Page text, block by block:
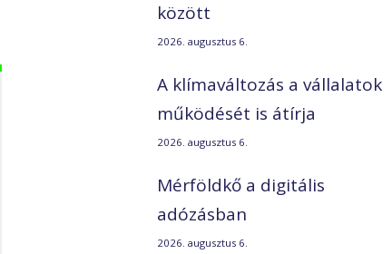
között
2026. augusztus 6.
A klímaváltozás a vállalatok
működését is átírja
2026. augusztus 6.
Mérföldkő a digitális
adózásban
2026. augusztus 6.